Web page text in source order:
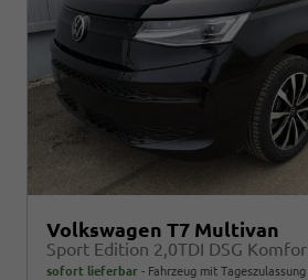
Volkswagen T7 Multivan
Sport Edition 2,0TDI DSG
sofort lieferbar Fahrzeug mit Tageszulassung